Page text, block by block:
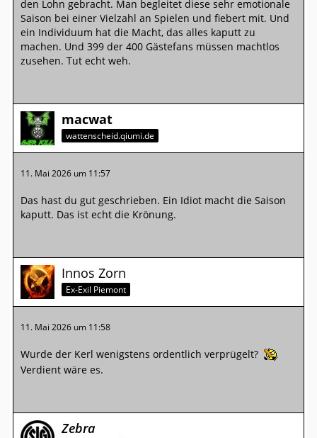
den Lohn gebracht. Man begleitet diese sehr emotionale
Saison bei einer Vielzahl an Spielen und fiebert mit. Und
ein Individuum hat die Macht, das alles kaputt zu
machen. Und 399 der 400 Gästefans müssen machtlos
zusehen. Tut echt weh.
macwat
wattenscheid.qiumi.de
11. Mai 2026 um 11:57
Das hast du gut geschrieben. Ein Idiot macht die Saison
kaputt. Das ist echt die Krönung.
Innos Zorn
Ex-Exil Piemont
11. Mai 2026 um 11:58
Wurde der Kerl wenigstens ordentlich verprügelt?
Verdient wäre es.
Zebra